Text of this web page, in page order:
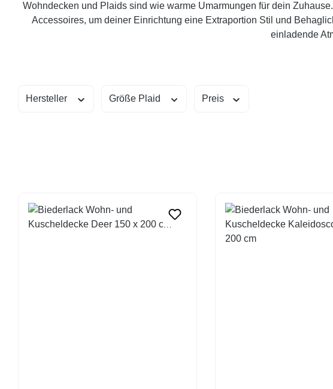
Wohndecken und Plaids sind wie warme Umarmungen für dein
Accessoires, um deiner Einrichtung eine Extraportion Stil und
einladende
Hersteller Größe Plaid Preis